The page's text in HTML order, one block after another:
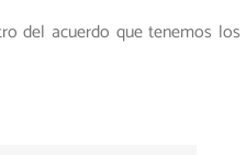
del acuerdo que tenemos los